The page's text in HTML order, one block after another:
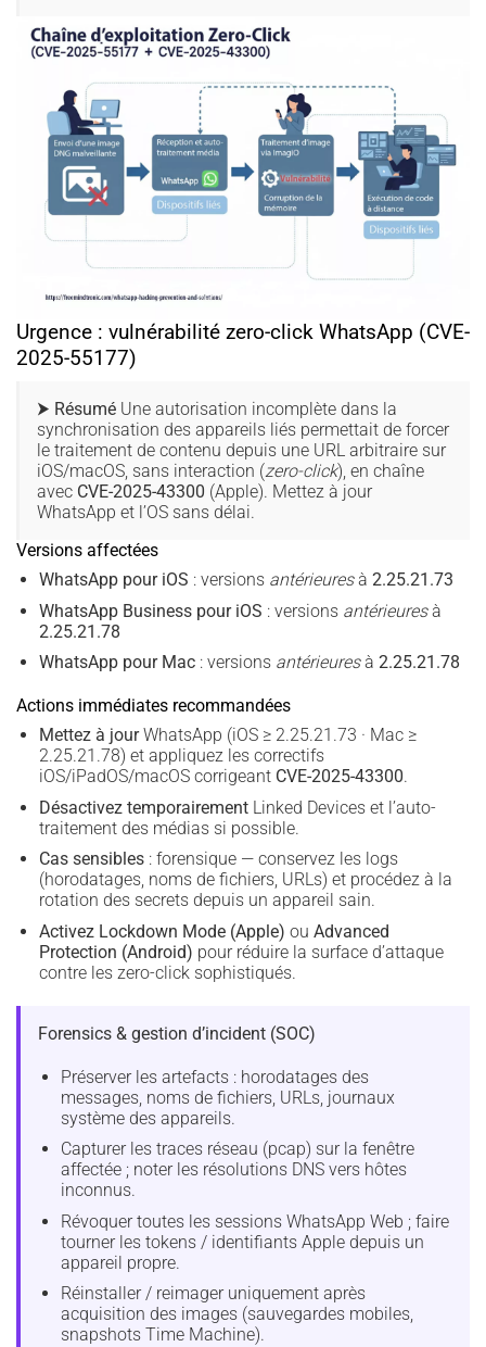
Urgence : vulnérabilité zero-click WhatsApp (CVE-
2025-55177)
⮞ Résumé Une autorisation incomplète dans la
synchronisation des appareils liés permettait de forcer
le traitement de contenu depuis une URL arbitraire sur
iOS/macOS, sans interaction (zero-click), en chaîne
avec CVE-2025-43300 (Apple). Mettez à jour
WhatsApp et l’OS sans délai.
Versions affectées
WhatsApp pour iOS : versions antérieuresà 2.25.21.73
WhatsApp Business pour iOS : versions antérieuresà
2.25.21.78
WhatsApp pour Mac: versions antérieuresà 2.25.21.78
Actions immédiates recommandées
Mettez à jourWhatsApp (iOS ≥ 2.25.21.73 · Mac ≥
2.25.21.78) et appliquez les correctifs
iOS/iPadOS/macOS corrigeant CVE-2025-43300.
Désactivez temporairementLinked Devices et l’auto-
traitement des médias si possible.
Cas sensibles: forensique — conservez les logs
(horodatages, noms de fichiers, URLs) et procédez à la
rotation des secrets depuis un appareil sain.
Activez Lockdown Mode (Apple) ou Advanced
Protection (Android) pour réduire la surface d’attaque
contre les zero-click sophistiqués.
Forensics & gestion d’incident (SOC)
Préserver les artefacts : horodatages des
messages, noms de fichiers, URLs, journaux
système des appareils.
Capturer les traces réseau (pcap) sur la fenêtre
affectée ; noter les résolutions DNS vers hôtes
inconnus.
Révoquer toutes les sessions WhatsApp Web ; faire
tourner les tokens / identifiants Apple depuis un
appareil propre.
Réinstaller / reimager uniquement après
acquisition des images (sauvegardes mobiles,
snapshots Time Machine).